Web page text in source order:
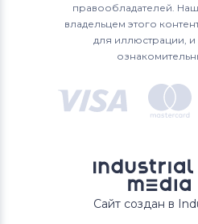
Аккумуляторы для
Alienware
правообладателей. Наш
владельцем этого
для иллюстрации,
Сайт создан в